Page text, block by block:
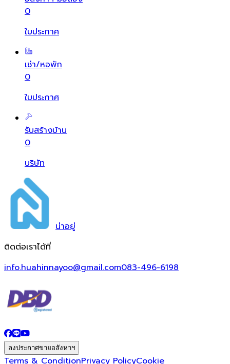
0
ใบประกาศ
เช่า/หอพัก
0
ใบประกาศ
รับสร้างบ้าน
0
บริษัท
น่าอยู่
ติดต่อเราได้ที่
info.huahinnayoo@gmail.com083-496-6198
ลงประกาศขายอสังหาฯ
Terms & ConditionPrivacy PolicyCookie